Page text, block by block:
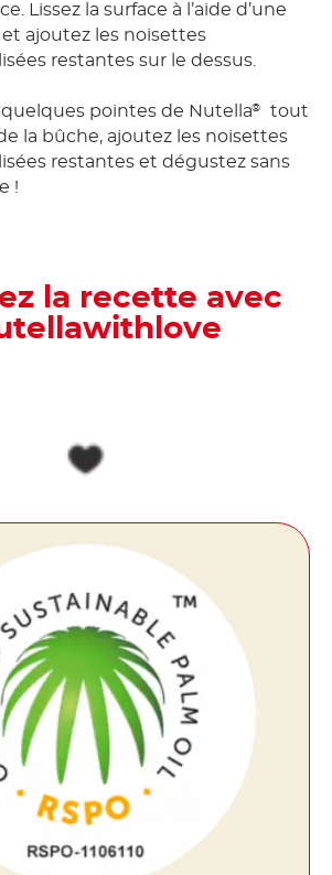
Lissez la surface à l’aide d’une
ajoutez les noisettes
restantes sur le dessus.
quelques pointes de Nutella®
tout
la bûche, ajoutez les noisettes
restantes et dégustez sans
!
la recette avec